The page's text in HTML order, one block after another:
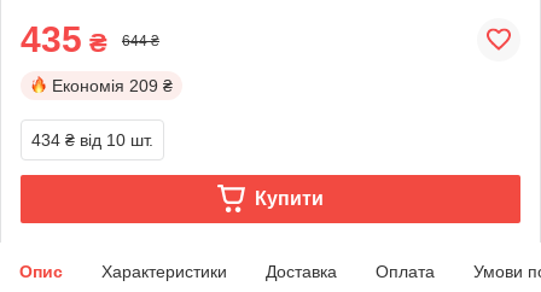
435 ₴ 644 ₴
Економія 209 ₴
434 ₴ від 10 шт.
Купити
Опис Характеристики Доставка Оплата Умови